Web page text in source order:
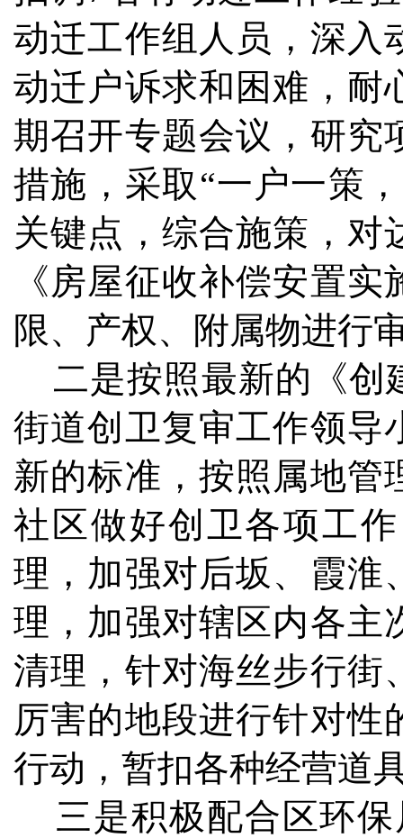
动迁工作组人员，深入
动迁户诉求和困难，耐
期召开专题会议，研究
措施，采取“一户一策
关键点，综合施策，对
《房屋征收补偿安置
限、产权、附属物进行
二是按照最新的《创
街道创卫复审工作领导
新的标准，按照属地管
社区做好创卫各项工
理，加强对后坂、霞淮
理，加强对辖区内各主
清理，针对海丝步行街
厉害的地段进行针对性
行动，暂扣各种经营道
三是积极配合区环保